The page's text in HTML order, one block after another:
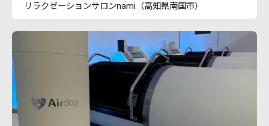
リラクゼーションサロンnami（高知県南国市）